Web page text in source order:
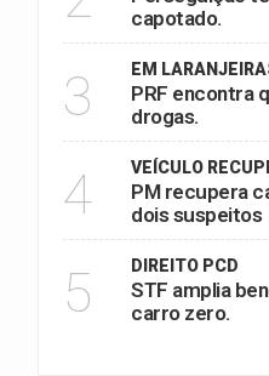
capotado.
3 EM
PRF encontra
drogas.
4 VEÍCULO
PM recupera
dois suspeitos
5 DIREITO PCD
STF amplia
carro zero.